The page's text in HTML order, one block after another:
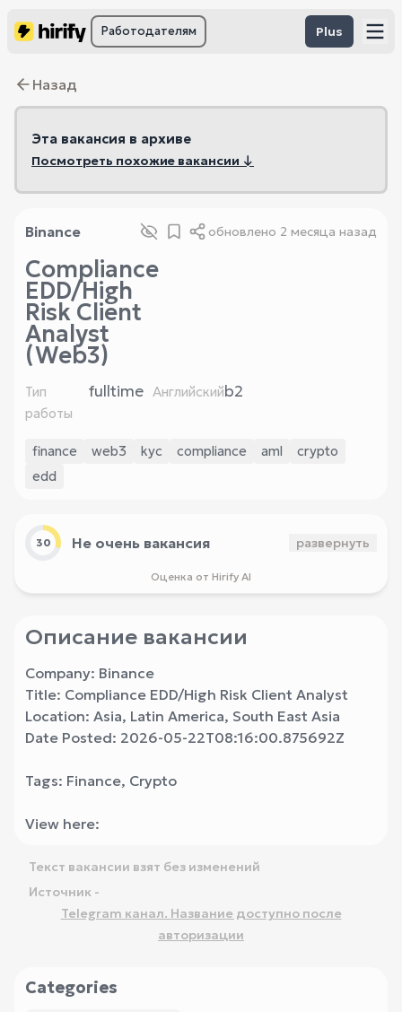
Работодателям Plus
Назад
Эта вакансия в архиве
Посмотреть похожие вакансии ↓
Binance обновлено 2 месяца назад
Compliance
EDD/High
Risk Client
Analyst
(Web3)
Тип
работы
fulltime Английскийb2
finance web3 kyc compliance aml
crypto
edd
30 Не очень вакансия развернуть
Оценка от Hirify AI
Описание вакансии
Company: Binance
Title: Compliance EDD/High Risk Client Analyst
Location: Asia, Latin America, South East Asia
Date Posted: 2026-05-22T08:16:00.875692Z
Tags: Finance, Crypto
View here:
Текст вакансии взят без изменений
Источник -
Telegram канал. Название доступно после
авторизации
Categories